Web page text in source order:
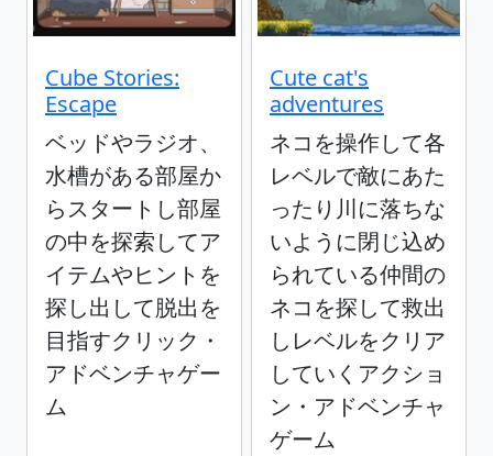
Cube Stories:
Escape
ベッドやラジオ、
水槽がある部屋か
らスタートし部屋
の中を探索してア
イテムやヒントを
探し出して脱出を
目指すクリック・
アドベンチャゲー
ム
Cute cat's
adventures
ネコを操作して各
レベルで敵にあた
ったり川に落ちな
いように閉じ込め
られている仲間の
ネコを探して救出
しレベルをクリア
していくアクショ
ン・アドベンチャ
ゲーム